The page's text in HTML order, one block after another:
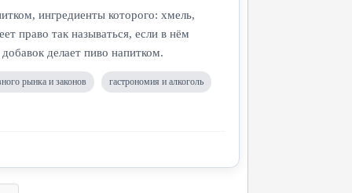
ингредиенты которого: хмель,
право так называться, если в нём
делает пиво напитком.
рынка и законов гастрономия и алкоголь